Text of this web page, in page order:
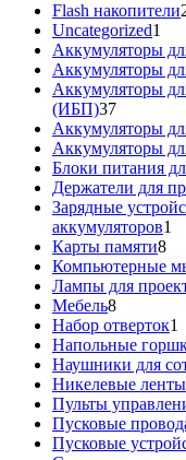
Flash накопители
Uncategorized1
Аккумуляторы
Аккумуляторы
Аккумуляторы
(ИБП)3737
товаров
Аккумуляторы
Аккумуляторы
Блоки питания
Держатели для
Зарядные
аккумуляторов1
Карты памяти88
Компьютерные
Лампы для
Мебель88
товаров
Набор отверток1
Напольные
Наушники для
Никелевые
Пульты
Пусковые
Пусковые